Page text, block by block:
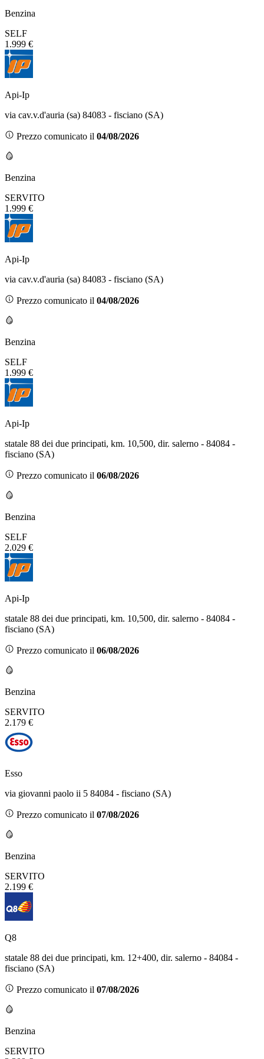
Benzina
SELF
1.999 €
Api-Ip
via cav.v.d'auria (sa) 84083 - fisciano (SA)
Prezzo comunicato il 04/08/2026
Benzina
SERVITO
1.999 €
Api-Ip
via cav.v.d'auria (sa) 84083 - fisciano (SA)
Prezzo comunicato il 04/08/2026
Benzina
SELF
1.999 €
Api-Ip
statale 88 dei due principati, km. 10,500, dir. salerno - 84084 -
fisciano (SA)
Prezzo comunicato il 06/08/2026
Benzina
SELF
2.029 €
Api-Ip
statale 88 dei due principati, km. 10,500, dir. salerno - 84084 -
fisciano (SA)
Prezzo comunicato il 06/08/2026
Benzina
SERVITO
2.179 €
Esso
via giovanni paolo ii 5 84084 - fisciano (SA)
Prezzo comunicato il 07/08/2026
Benzina
SERVITO
2.199 €
Q8
statale 88 dei due principati, km. 12+400, dir. salerno - 84084 -
fisciano (SA)
Prezzo comunicato il 07/08/2026
Benzina
SERVITO